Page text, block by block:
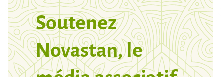
Soutenez
Novastan, le